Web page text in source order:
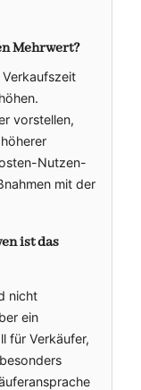
Mehrwert?
vorstellen,
Nutzen-
mit der
ist das
nicht
ein
für Verkäufer,